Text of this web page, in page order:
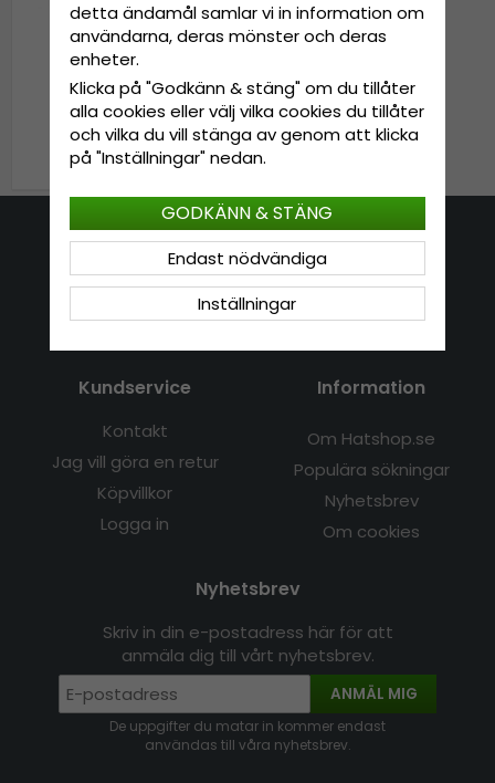
Keps - Capslab Looney
Tunes Marvin Premium
(multi)
499 kr
Kontakta oss
E-mail: info@hatshop.se
Tel: 031-320 22 00
Kundservice
Kontakt
Jag vill göra en retur
Köpvillkor
Logga in
Information
Om Hatshop.se
Populära sökningar
Nyhetsbrev
Om cookies
Nyhetsbrev
Skriv in din e-postadress här för att
anmäla dig till vårt nyhetsbrev.
ANMÄL MIG
De uppgifter du matar in kommer endast
användas till våra nyhetsbrev.
detta ändamål samlar vi in information om
användarna, deras mönster och deras
enheter.
Klicka på "Godkänn & stäng" om du tillåter
alla cookies eller välj vilka cookies du tillåter
och vilka du vill stänga av genom att klicka
på "Inställningar" nedan.
Inställningar
Endast nödvändiga
GODKÄNN & STÄNG